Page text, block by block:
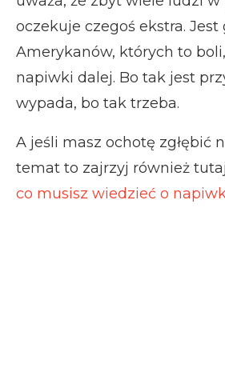
oczekuje czegoś ekstra. Jest
Amerykanów, których to
napiwki dalej. Bo tak jest
wypada, bo tak trzeba.
A jeśli masz ochotę zgłębić
temat to zajrzyj również
co musisz wiedzieć o